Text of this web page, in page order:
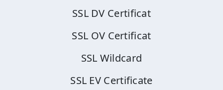
SSL DV Certificat
SSL OV Certificat
SSL Wildcard
SSL EV Certificate